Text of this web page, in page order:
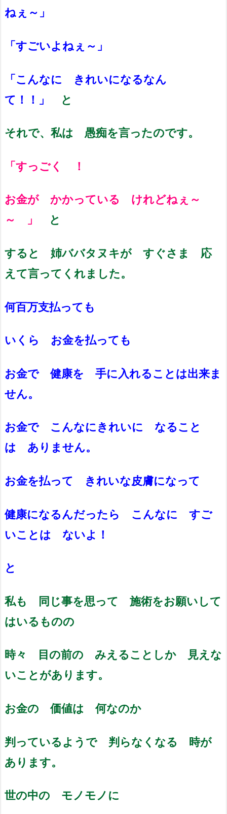
ねぇ～」
「すごいよねぇ～」
「こんなに きれいになるなん
て！！」
と
それで、私は 愚痴を言ったのです。
「すっごく ！
お金が かかっている けれどねぇ～
～ 」
と
すると 姉ババタヌキが すぐさま 応
えて言ってくれました。
何百万支払っても
いくら お金を払っても
お金で 健康を 手に入れることは出来ま
せん。
お金で こんなにきれいに なること
は ありません。
お金を払って きれいな皮膚になって
健康になるんだったら こんなに すご
いことは ないよ！
と
私も 同じ事を思って 施術をお願いして
はいるものの
時々 目の前の みえることしか 見えな
いことがあります。
お金の 価値は 何なのか
判っているようで 判らなくなる 時が
あります。
世の中の モノモノに